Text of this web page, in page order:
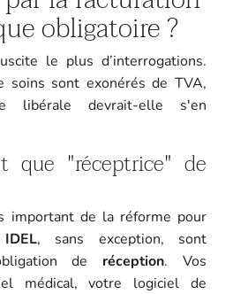
obligatoire ?
le plus d’interrogations.
soins sont exonérés de TVA,
libérale devrait-elle s'en
que "réceptrice" de
important de la réforme pour
, sans exception, sont
de réception. Vos
médical, votre logiciel de